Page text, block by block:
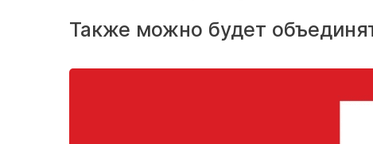
Также можно будет